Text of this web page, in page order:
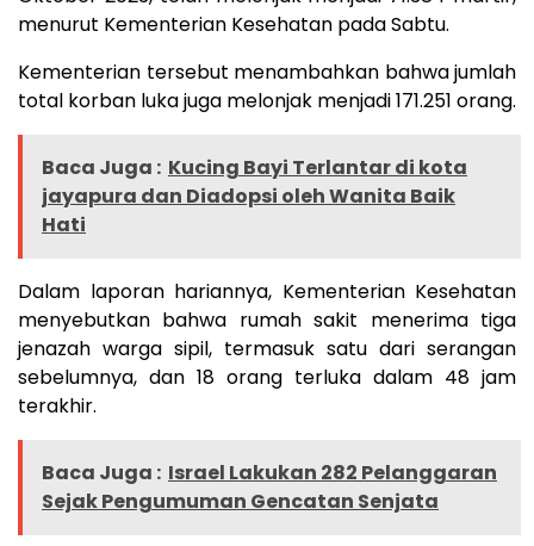
menurut Kementerian Kesehatan pada Sabtu.
Kementerian tersebut menambahkan bahwa jumlah
total korban luka juga melonjak menjadi 171.251 orang.
Baca Juga : Kucing Bayi Terlantar di kota
jayapura dan Diadopsi oleh Wanita Baik
Hati
Dalam laporan hariannya, Kementerian Kesehatan
menyebutkan bahwa rumah sakit menerima tiga
jenazah warga sipil, termasuk satu dari serangan
sebelumnya, dan 18 orang terluka dalam 48 jam
terakhir.
Baca Juga : Israel Lakukan 282 Pelanggaran
Sejak Pengumuman Gencatan Senjata